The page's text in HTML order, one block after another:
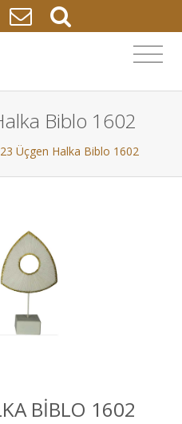
Biblo 1602
Üçgen Halka Biblo 1602
BIBLO 1602